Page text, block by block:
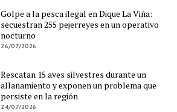
Golpe a la pesca ilegal en Dique La Viña:
secuestran 255 pejerreyes en un operativo
nocturno
26/07/2026
Rescatan 15 aves silvestres durante un
allanamiento y exponen un problema que
persiste en la región
24/07/2026